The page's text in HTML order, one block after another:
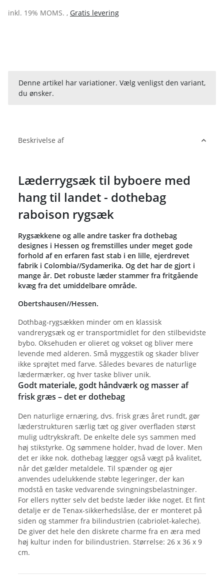
inkl. 19% MOMS. , Gratis levering
x
Denne artikel har variationer. Vælg venligst den variant,
du ønsker.
Beskrivelse af
Læderrygsæk til byboere med
hang til landet - dothebag
raboison rygsæk
Rygsækkene og alle andre tasker fra dothebag
designes i Hessen og fremstilles under meget gode
forhold af en erfaren fast stab i en lille, ejerdrevet
fabrik i Colombia//Sydamerika. Og det har de gjort i
mange år. Det robuste læder stammer fra fritgående
kvæg fra det umiddelbare område.
Obertshausen//Hessen.
Dothbag-rygsækken minder om en klassisk
vandrerygsæk og er transportmidlet for den stilbevidste
bybo. Oksehuden er olieret og vokset og bliver mere
levende med alderen. Små myggestik og skader bliver
ikke sprøjtet med farve. Således bevares de naturlige
lædermærker, og hver taske bliver unik.
Godt materiale, godt håndværk og masser af
frisk græs – det er dothebag
Den naturlige ernæring, dvs. frisk græs året rundt, gør
læderstrukturen særlig tæt og giver overfladen størst
mulig udtrykskraft. De enkelte dele sys sammen med
høj stikstyrke. Og sømmene holder, hvad de lover. Men
det er ikke nok. dothebag lægger også vægt på kvalitet,
når det gælder metaldele. Til spænder og øjer
anvendes udelukkende støbte legeringer, der kan
modstå en taske vedvarende svingningsbelastninger.
For ellers nytter selv det bedste læder ikke noget. Et fint
detalje er de Tenax-sikkerhedslåse, der er monteret på
siden og stammer fra bilindustrien (cabriolet-kaleche).
De giver det hele den diskrete charme fra en æra med
høj kultur inden for bilindustrien. Størrelse: 26 x 36 x 9
cm.